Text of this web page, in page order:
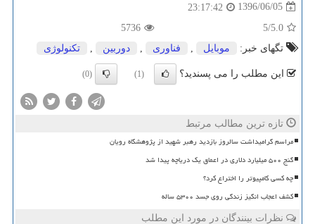
1396/06/05
23:17:42
5.0
/5
5736
تگهای خبر:
موبایل فناوری دوربین تكنولوژی
این مطلب را می پسندید؟ (1)
(0)
تازه ترین مطالب مرتبط
مراسم گرامیداشت سالروز بازدید رهبر شهید از پژوهشگاه رویان
گنج ۵۰۰ میلیارد دلاری در اعماق یک دریاچه پیدا شد
چه کسی کامپیوتر را اختراع کرد؟
کشف اعجاب انگیز زندگی روی جسد ۵۳۰۰ ساله
نظرات بینندگان در مورد این مطلب